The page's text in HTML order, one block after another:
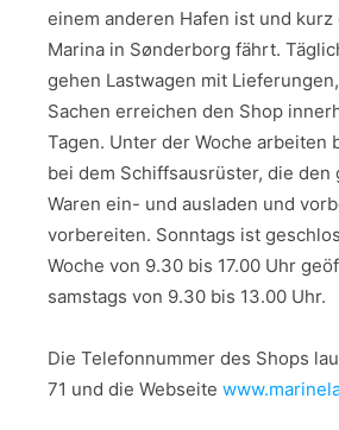
einem anderen Hafen ist und kurz
Marina in Sønderborg fährt.
gehen Lastwagen mit
Sachen erreichen den Shop
Tagen. Unter der Woche arbeiten
bei dem Schiffsausrüster, die den
Waren ein- und ausladen und
vorbereiten. Sonntags ist
Woche von 9.30 bis 17.00 Uhr
samstags von 9.30 bis 13.00 Uhr.
Die Telefonnummer des Shops
71 und die Webseite